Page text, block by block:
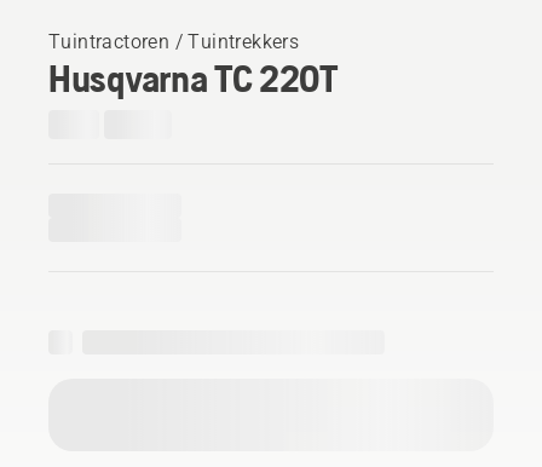
Tuintractoren / Tuintrekkers
Husqvarna TC 220T